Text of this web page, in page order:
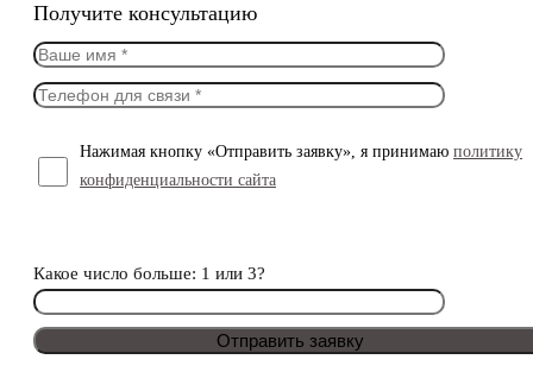
Получите консультацию
Нажимая кнопку «Отправить заявку», я принимаю политику
конфиденциальности сайта
Какое число больше: 1 или 3?